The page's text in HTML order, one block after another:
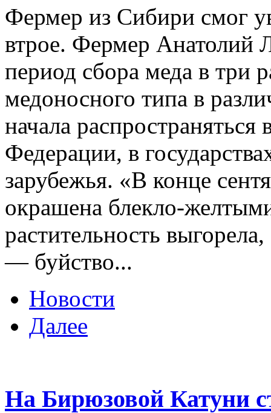
Фермер из Сибири смог
втрое. Фермер Анатолий
период сбора меда в три
медоносного типа в
начала
Федерации, в
зарубежья. «В конце
окрашена блекло-
растительность
— буйство...
Новости
Далее
На Бирюзовой Катуни